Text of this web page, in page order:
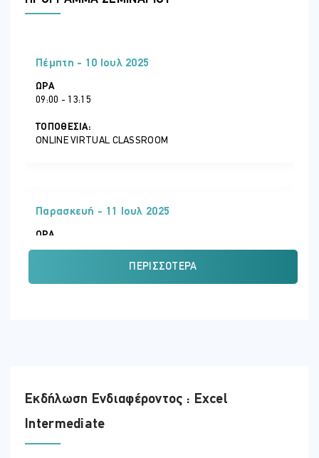
Πέμπτη - 10 Ιουλ 2025
ΏΡΑ
09:00 - 13:15
ΤΟΠΟΘΕΣΊΑ:
ONLINE VIRTUAL CLASSROOM
Παρασκευή - 11 Ιουλ 2025
ΏΡΑ
09:00 - 13:15
ΠΕΡΙΣΣΌΤΕΡΑ
Εκδήλωση Ενδιαφέροντος : Excel
Intermediate